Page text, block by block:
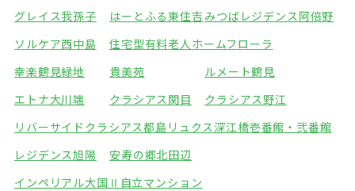
グレイス我孫子
はーとふる東住吉 みつばレジデンス阿倍野
ソルケア西中島
住宅型有料老人ホームフローラ
幸楽鶴見緑地
貴美苑
ルメート鶴見
エトナ大川端
クラシアス関目
クラシアス野江
リバーサイドクラシアス都島 リュクス深江橋壱番館・弐番館
レジデンス旭陽
安寿の郷北田辺
インペリアル大国Ⅱ自立マンション